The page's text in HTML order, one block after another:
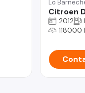
Lo
Citroen
2012
118000